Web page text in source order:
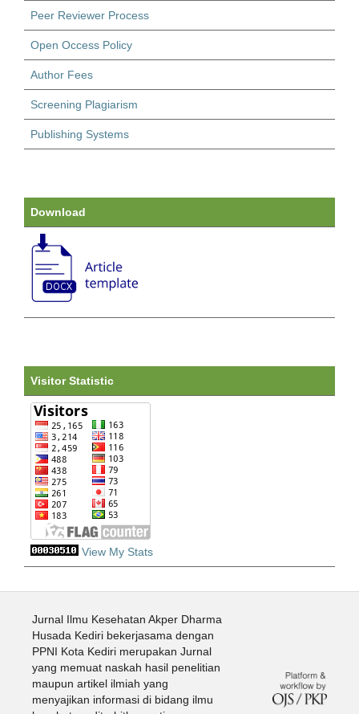
Peer Reviewer Process
Open Occess Policy
Author Fees
Screening Plagiarism
Publishing Systems
Download
Visitor Statistic
View My Stats
Jurnal Ilmu Kesehatan Akper Dharma
Husada Kediri bekerjasama dengan
PPNI Kota Kediri merupakan Jurnal
yang memuat naskah hasil penelitian
maupun artikel ilmiah yang
menyajikan informasi di bidang ilmu